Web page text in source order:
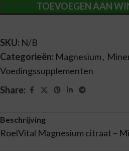
TOEVOEGEN AAN
SKU: N/B
Categorieën: Magnesium,
Voedingssupplementen
Share:
Beschrijving
RoelVital Magnesium citraat –